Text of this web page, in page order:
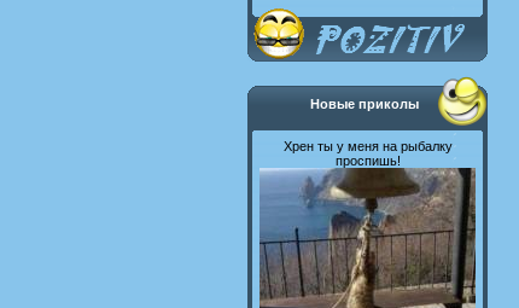
Новые приколы
Хрен ты у меня на рыбалку
проспишь!